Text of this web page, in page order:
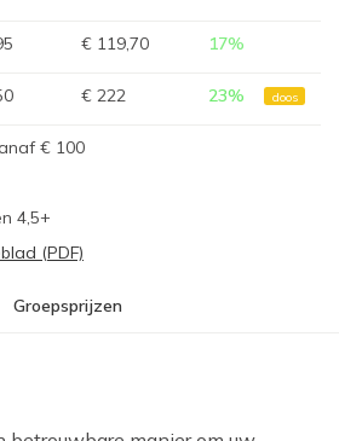
€ 119,70 17%
€ 222 23% doos
€ 100
4,5+
(PDF)
Groepsprijzen